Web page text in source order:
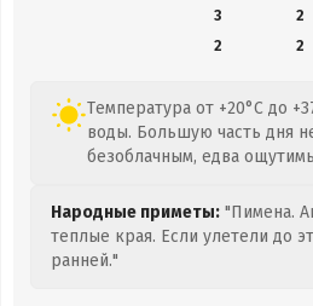
3
2
2
2
Температура от +20°C до
воды. Большую часть дня
безоблачным, едва
Народные приметы: "Пимена.
теплые края. Если улетели до
ранней."